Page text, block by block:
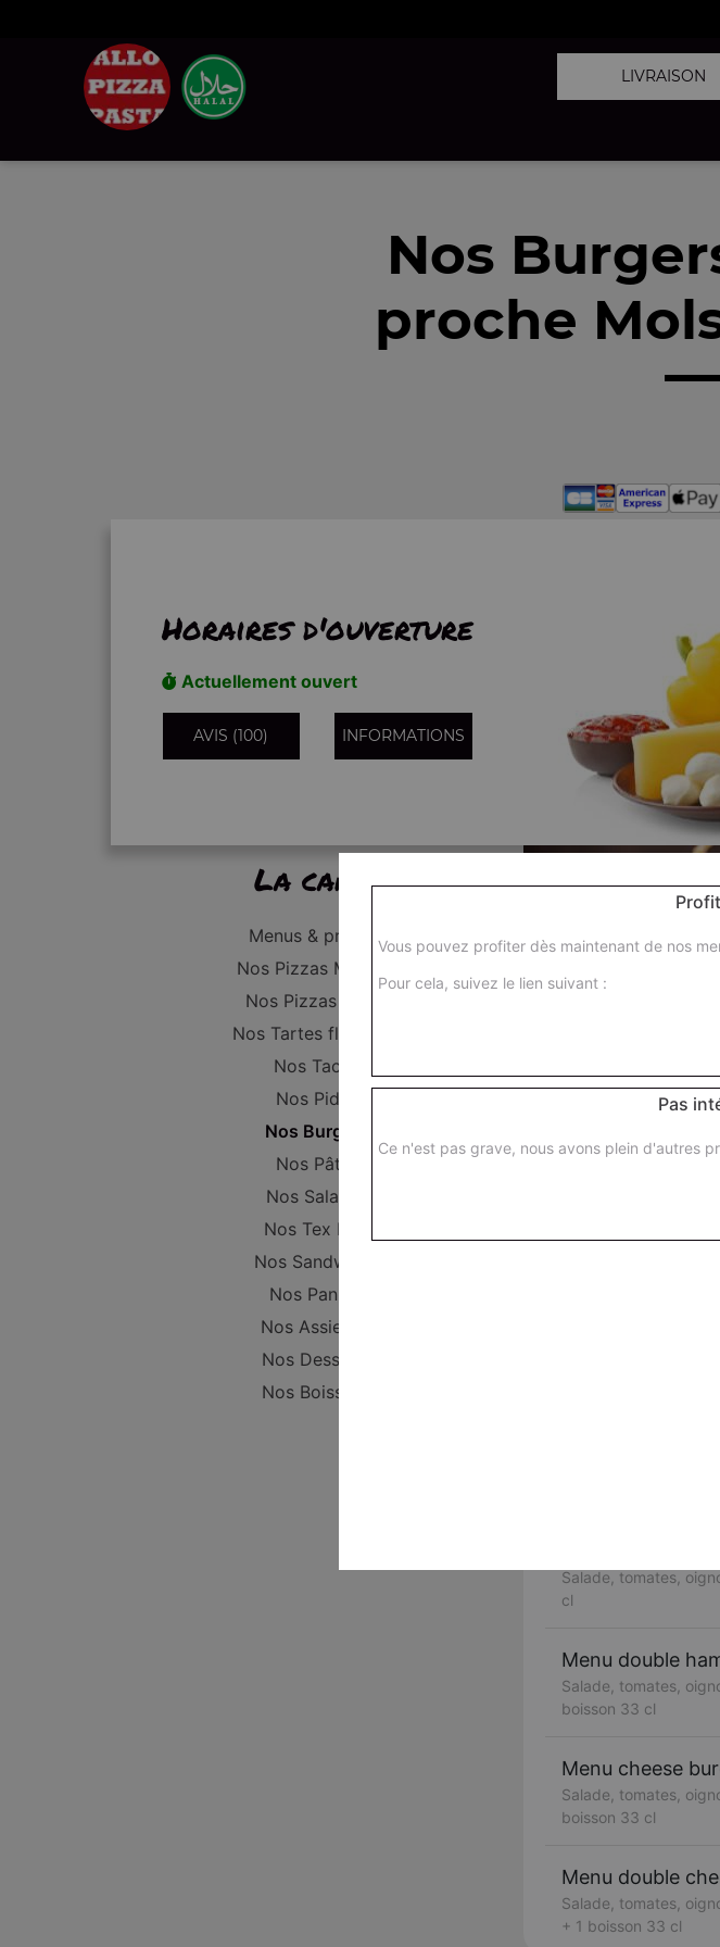
LIVRAISON
Nos
proche
Horaires d'ouverture
Actuellement ouvert
AVIS (100) INFORMATIONS
La carte
Menus & promos
Nos Pizzas Médium
Nos Pizzas Large
Nos Tartes flambées
Nos Tacos
Nos Pides
Nos Burgers
Nos Pâtes
Nos Salades
Nos Tex Mex
Nos Sandwichs
Nos Paninis
Nos Assiettes
Nos Desserts
Nos Boissons
Hamburger
Salade, tomates,
Salade, tomates,
cl
Menu double
Salade, tomates,
boisson 33 cl
Menu cheese
Salade, tomates,
boisson 33 cl
Menu double
Salade, tomates,
+ 1 boisson 33 cl
Vous pouvez profiter dès maintenant de nos
Pour cela, suivez le lien suivant :
Pas
Ce n'est pas grave, nous avons plein d'autres